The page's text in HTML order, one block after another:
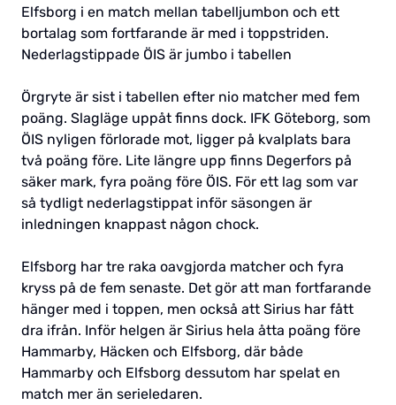
Elfsborg i en match mellan tabelljumbon och ett
bortalag som fortfarande är med i toppstriden.
Nederlagstippade ÖIS är jumbo i tabellen
Örgryte är sist i tabellen efter nio matcher med fem
poäng. Slagläge uppåt finns dock. IFK Göteborg, som
ÖIS nyligen förlorade mot, ligger på kvalplats bara
två poäng före. Lite längre upp finns Degerfors på
säker mark, fyra poäng före ÖIS. För ett lag som var
så tydligt nederlagstippat inför säsongen är
inledningen knappast någon chock.
Elfsborg har tre raka oavgjorda matcher och fyra
kryss på de fem senaste. Det gör att man fortfarande
hänger med i toppen, men också att Sirius har fått
dra ifrån. Inför helgen är Sirius hela åtta poäng före
Hammarby, Häcken och Elfsborg, där både
Hammarby och Elfsborg dessutom har spelat en
match mer än serieledaren.